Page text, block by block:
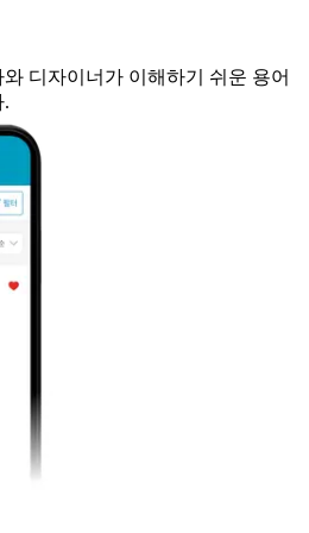
디자이너가 이해하기 쉬운 용어
.